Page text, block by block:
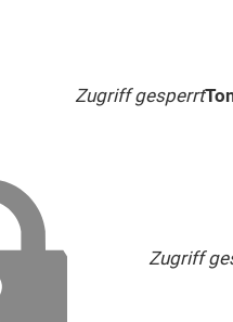
Zugriff gesperrt
Zugriff